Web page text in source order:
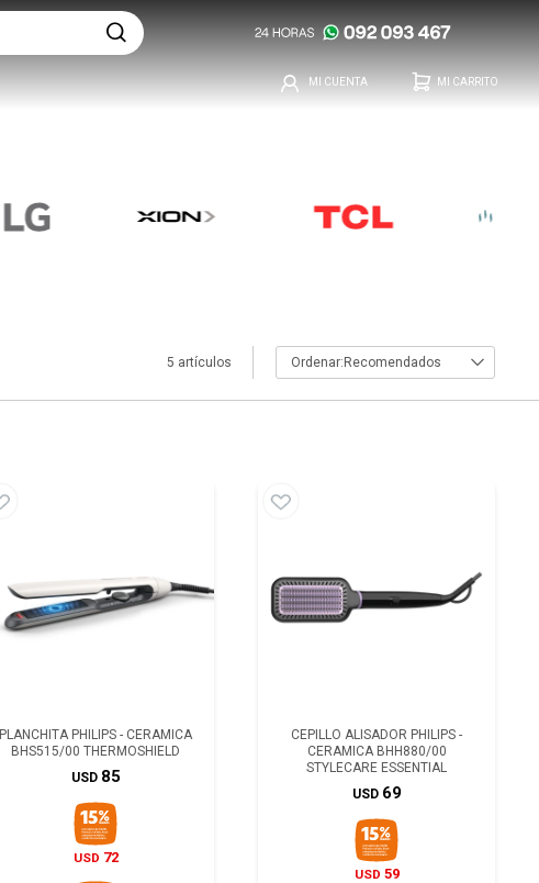
5 artículos Recomendados
PLANCHITA PHILIPS - CERAMICA
BHS515/00 THERMOSHIELD
USD 85
USD 72
CEPILLO ALISADOR PHILIPS -
CERAMICA BHH880/00
STYLECARE ESSENTIAL
USD 69
USD 59